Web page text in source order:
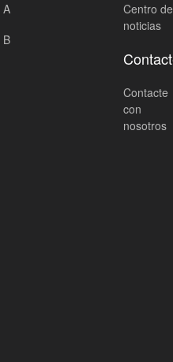
A
B
Centro de
noticias
Contacte
con
nosotros